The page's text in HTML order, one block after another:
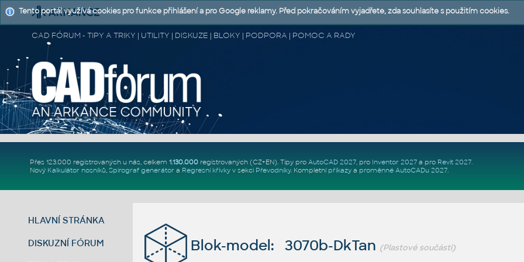
CAD FÓRUM - TIPY A TRIKY | UTILITY | DISKUZE | BLOKY | PODPORA | POMOC A RADY
Přes 123.000 registrovaných u nás, celkem 1.130.000registrovaných (CZ+EN). Tipy pro AutoCAD 2027, pro Inventor 2027a pro Revit 2027.
Nový Kalkulátor nosníků, Spirograf generátor a Regresní křivkyv sekci Převodníky. Kompletní příkazya proměnné AutoCADu 2027.
HLAVNÍ STRÁNKA
DISKUZNÍ FÓRUM Blok-model: 3070b-DkTan (Plastové součásti)
Tento portál využívá cookies pro funkce přihlášení a pro Google reklamy. Před pokračováním vyjadřete, zda souhlasíte s použitím cookies.